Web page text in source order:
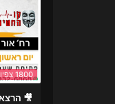
1800 צפיות
🎥